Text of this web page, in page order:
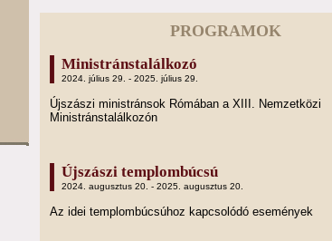
PROGRAMOK
Ministránstalálkozó
2024. július 29. - 2025. július 29.
Újszászi ministránsok Rómában a XIII. Nemzetközi
Ministránstalálkozón
Újszászi templombúcsú
2024. augusztus 20. - 2025. augusztus 20.
Az idei templombúcsúhoz kapcsolódó események